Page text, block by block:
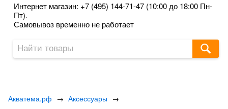
Интернет магазин: +7 (495) 144-71-47 (10:00 до 18:00 Пн-
Пт).
Самовывоз временно не работает
Акватема.рф → Аксессуары →